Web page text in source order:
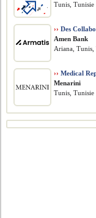
Tunis, Tunisie
›› Des
Amen Bank
Ariana, Tunis,
›› Medical
Menarini
Tunis, Tunisie